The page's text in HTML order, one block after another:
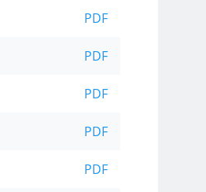
PDF
PDF
PDF
PDF
PDF